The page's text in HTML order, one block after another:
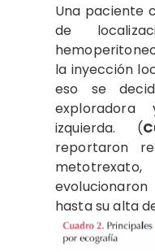
Una paciente
de
la inyección
eso se
izquierda. (
reportaron
hasta su alta